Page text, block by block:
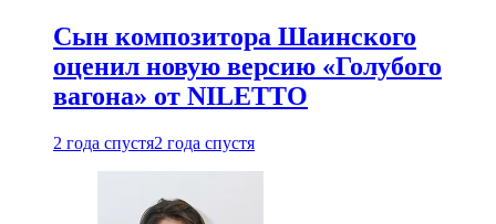
Сын композитора Шаинского
оценил новую версию «Голубого
вагона» от NILETTO
2 года спустя2 года спустя